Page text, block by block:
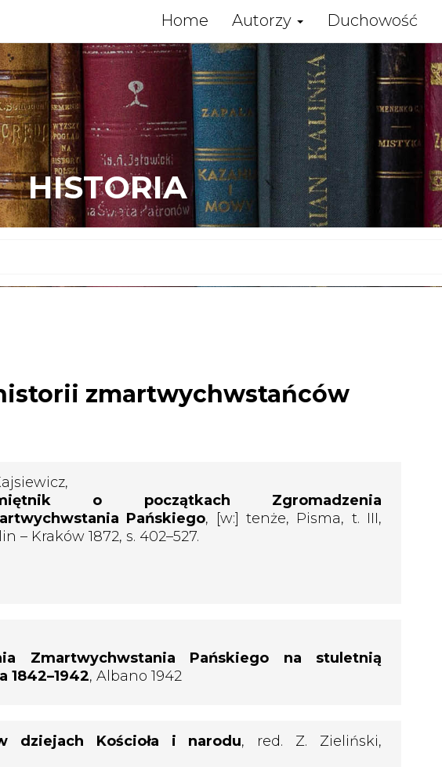
Home Autorzy Duchowość
HISTORIA
zmartwychwstańców
o początkach Zgromadzenia
Pańskiego, [w:] tenże, Pisma, t. III,
– Kraków 1872, s. 402–527.
Zmartwychwstania Pańskiego na stuletnią
1842–1942, Albano 1942
dziejach Kościoła i narodu, red. Z. Zieliński,